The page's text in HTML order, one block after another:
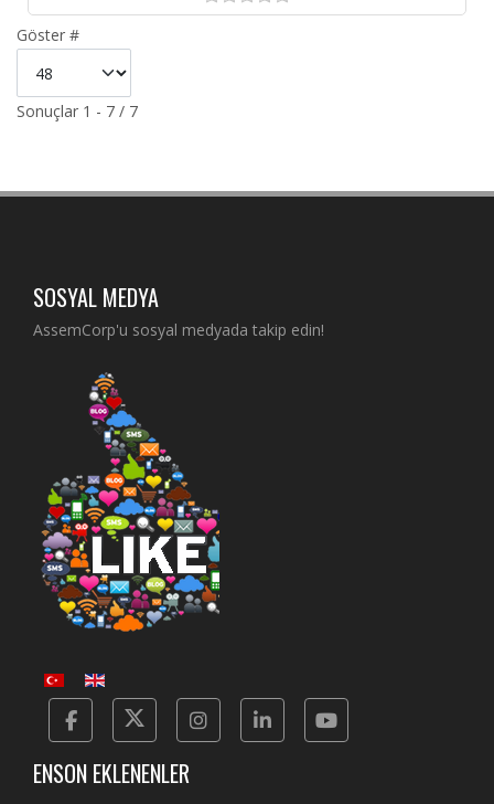
Göster #
Sonuçlar 1 - 7 / 7
SOSYAL MEDYA
AssemCorp'u sosyal medyada takip edin!
FacebookTwitterInstagramLinkedinYotube
ENSON EKLENENLER